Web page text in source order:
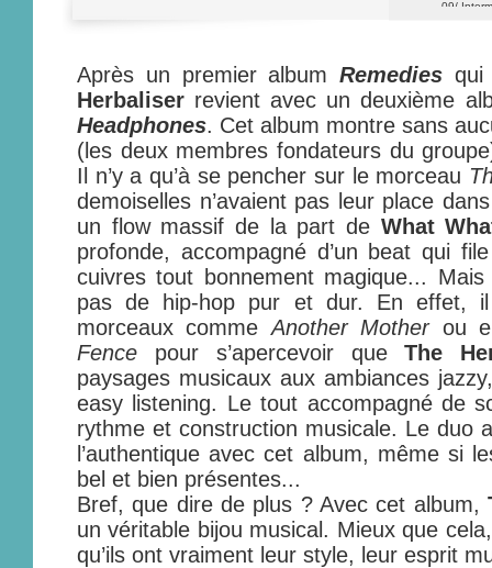
09/
Après un premier albumRemedies qui
Herbaliser revient avec un deuxième
Headphones. Cet album montre sans
(les deux membres fondateurs du
Il n’y a qu’à se pencher sur le morceau
demoiselles n’avaient pas leur place
un flow massif de la part de What
profonde, accompagné d’un beat qui
cuivres tout bonnement magique...
pas de hip-hop pur et dur. En effet, il
morceaux commeAnother Motherou
Fence pour s’apercevoir queThe
paysages musicaux aux ambiances
easy listening. Le tout accompagné de
rythme et construction musicale. Le duo
l’authentique avec cet album, même si
bel et bien présentes...
Bref, que dire de plus ? Avec cet album,
un véritable bijou musical. Mieux que
qu’ils ont vraiment leur style, leur esprit